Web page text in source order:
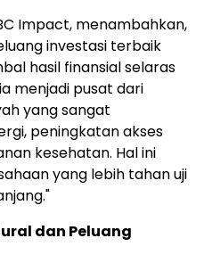
Impact, menambahkan,
investasi terbaik
hasil finansial selaras
menjadi pusat dari
yang sangat
peningkatan akses
kesehatan. Hal ini
yang lebih tahan uji
dan Peluang